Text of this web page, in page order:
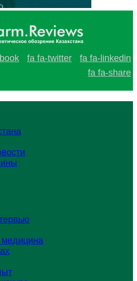
fa fa-twitter
fa fa-linkedin
fa fa-share
медицина